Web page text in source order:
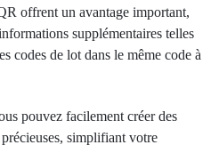
offrent un avantage important,
supplémentaires telles
codes de lot dans le même code à
pouvez facilement créer des
simplifiant votre